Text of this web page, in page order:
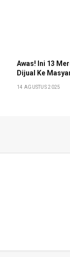
Awas! Ini 13
Dijual Ke
14 AGUSTUS 2025